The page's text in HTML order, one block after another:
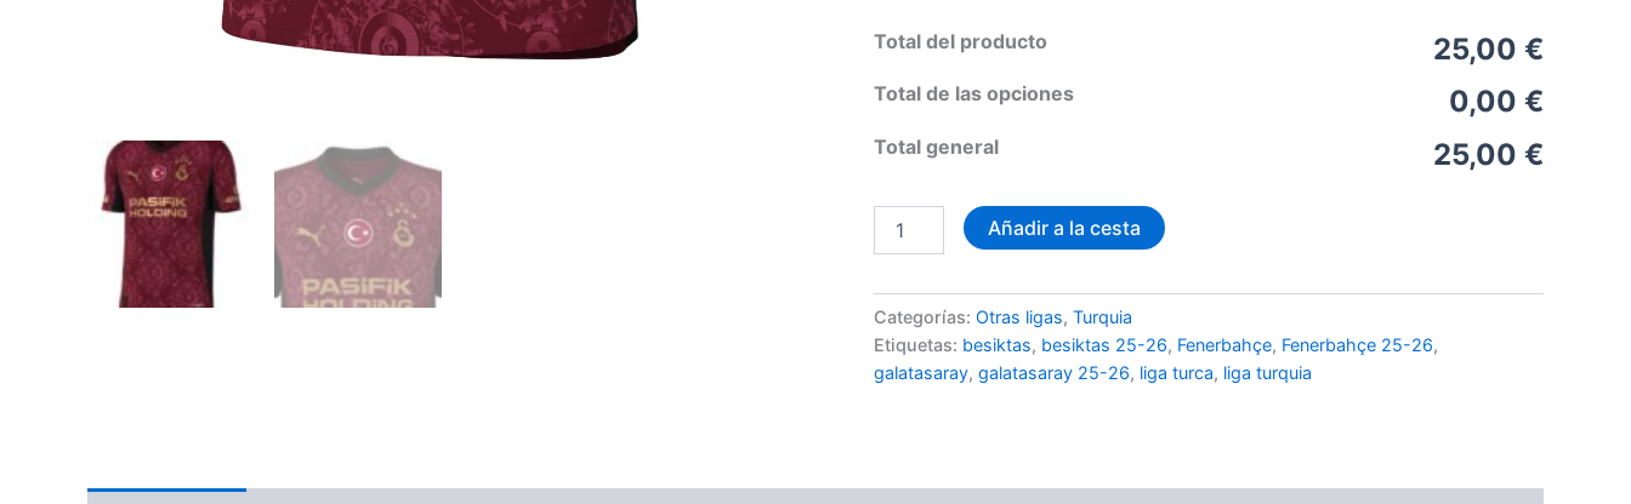
Total del producto 25,00 €
Total de las opciones 0,00 €
Total general 25,00 €
Galatasaray
2025-
2026
cantidad
Añadir a la cesta
Categorías: Otras ligas, Turquia
Etiquetas: besiktas, besiktas 25-26, Fenerbahçe, Fenerbahçe 25-26,
galatasaray, galatasaray 25-26, liga turca, liga turquia